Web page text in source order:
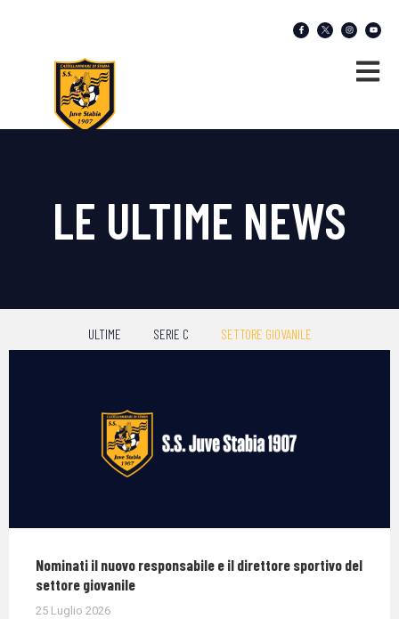
LE ULTIME NEWS
ULTIME SERIE C SETTORE GIOVANILE
Nominati il nuovo responsabile e il direttore sportivo del
settore giovanile
25 Luglio 2026